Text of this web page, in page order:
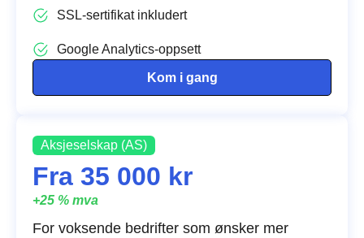
SSL-sertifikat inkludert
Google Analytics-oppsett
Kom i gang
Aksjeselskap (AS)
Fra 35 000 kr
+25 % mva
For voksende bedrifter som ønsker mer